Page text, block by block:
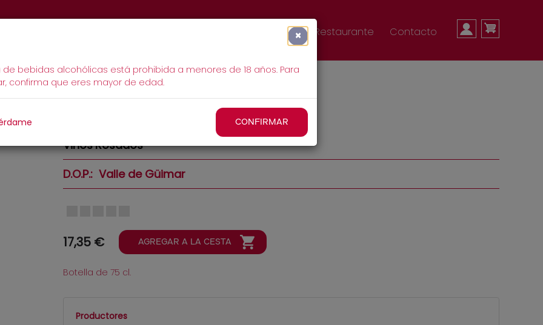
×
de bebidas alcohólicas está prohibida a menores de 18 años. Para
confirma que eres mayor de edad.
CONFIRMAR
MENÚ
CUENTA
NAVIGATION
Tienda Restaurante Contacto
El Rebusco Rosado 2025
VinosRosados
D.O.P. Valle de Güimar
17,35 €
Botella de 75 cl.
Productores